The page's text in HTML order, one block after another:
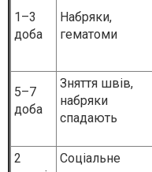
1–3
доба
Набряки,
гематоми
5–7
доба
Зняття швів,
набряки
спадають
2
Соціальне